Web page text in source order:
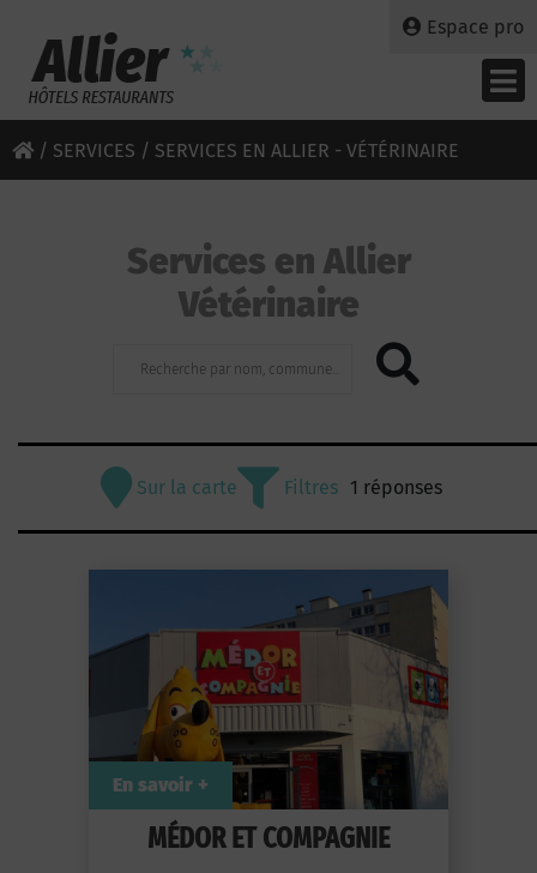
Espace pro
/ SERVICES / SERVICES EN ALLIER - VÉTÉRINAIRE
Services en Allier
Vétérinaire
Sur la carte Filtres 1 réponses
MÉDOR ET COMPAGNIE
En savoir +